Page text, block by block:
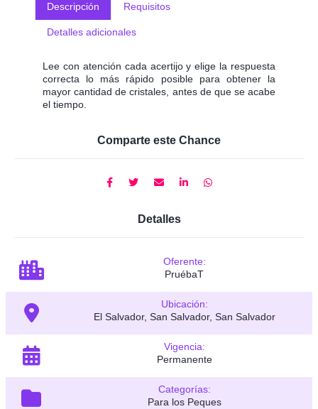
Descripción Requisitos
Detalles adicionales
Lee con atención cada acertijo y elige la respuesta
correcta lo más rápido posible para obtener la
mayor cantidad de cristales, antes de que se acabe
el tiempo.
Comparte este Chance
Detalles
Oferente:
PruébaT
Ubicación:
El Salvador, San Salvador, San Salvador
Vigencia:
Permanente
Categorías:
Para los Peques